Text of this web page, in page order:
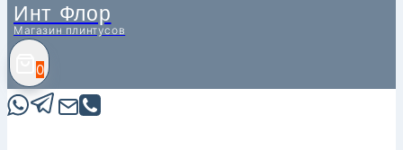
Инт Флор
Магазин плинтусов
0